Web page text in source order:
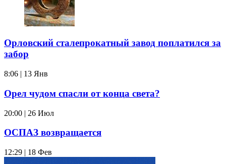
Орловский сталепрокатный завод поплатился за
забор
8:06 | 13 Янв
Орел чудом спасли от конца света?
20:00 | 26 Июл
ОСПАЗ возвращается
12:29 | 18 Фев